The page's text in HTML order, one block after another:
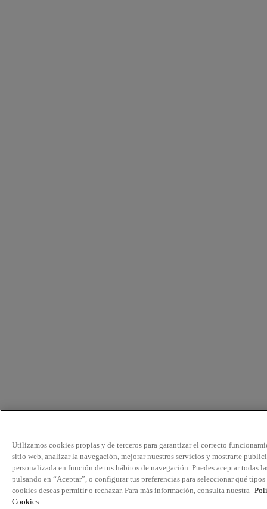
Utilizamos cookies propias y de terceros para garantizar el correcto
sitio web, analizar la navegación, mejorar nuestros servicios y mostrarte
personalizada en función de tus hábitos de navegación. Puedes aceptar todas
pulsando en “Aceptar”, o configurar tus preferencias para seleccionar qué tipos
cookies deseas permitir o rechazar. Para más información, consulta nuestra
Cookies